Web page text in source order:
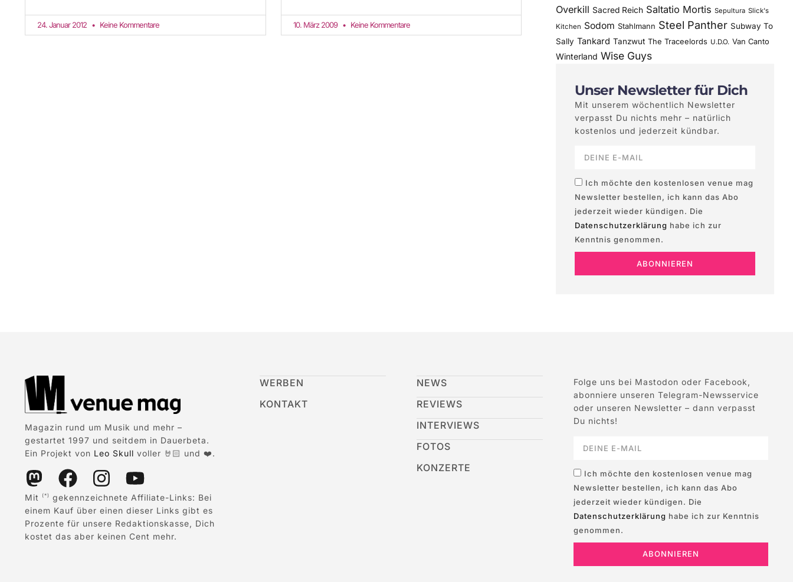
24. Januar 2012 Keine Kommentare 10. März 2009 Keine Kommentare
Overkill Sacred Reich Saltatio Mortis Sepultura Slick's
Kitchen Sodom Stahlmann Steel Panther Subway To
Sally Tankard Tanzwut The Traceelords U.D.O. Van Canto
Winterland Wise Guys
Unser Newsletter für Dich
Mit unserem wöchentlich Newsletter
verpasst Du nichts mehr – natürlich
kostenlos und jederzeit kündbar.
Ich möchte den kostenlosen venue mag
Newsletter bestellen, ich kann das Abo
jederzeit wieder kündigen. Die
Datenschutzerklärung habe ich zur
Kenntnis genommen.
ABONNIEREN
Magazin rund um Musik und mehr –
gestartet 1997 und seitdem in Dauerbeta.
Ein Projekt von Leo Skull voller 🤘🏻 und ❤️.
Mit (*)
gekennzeichnete Affiliate-Links: Bei
einem Kauf über einen dieser Links gibt es
Prozente für unsere Redaktionskasse, Dich
kostet das aber keinen Cent mehr.
WERBEN
KONTAKT
NEWS
REVIEWS
INTERVIEWS
FOTOS
KONZERTE
Folge uns bei Mastodon oder Facebook,
abonniere unseren Telegram-Newsservice
oder unseren Newsletter – dann verpasst
Du nichts!
Ich möchte den kostenlosen venue mag
Newsletter bestellen, ich kann das Abo
jederzeit wieder kündigen. Die
Datenschutzerklärung habe ich zur Kenntnis
genommen.
ABONNIEREN